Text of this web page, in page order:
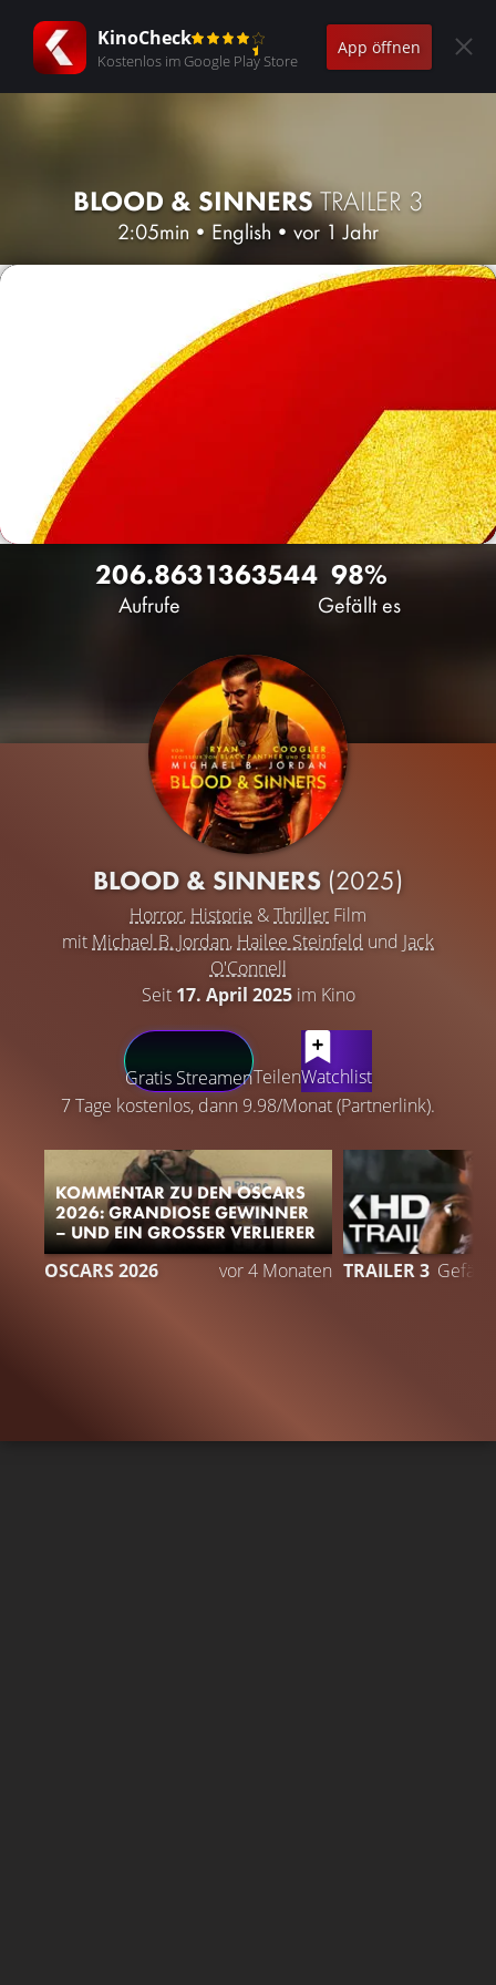
KinoCheck
Kostenlos im Google Play Store
App öffnen
BLOOD & SINNERSTRAILER 3
2:05min • English • vor 1 Jahr
206.863
Aufrufe
1363544 98%
Gefällt es
BLOOD & SINNERS (2025)
Horror, Historie &Thriller Film
mit Michael B. Jordan, Hailee Steinfeld und Jack
O'Connell
Seit 17. April 2025im Kino
Gratis StreamenTeilenWatchlist
7 Tage kostenlos, dann 9.98/Monat (Partnerlink).
LATEST CONTENT
KOMMENTAR ZU DEN OSCARS
2026: GRANDIOSE GEWINNER
– UND EIN GROSSER VERLIERER
OSCARS 2026 vor 4 Monaten TRAILER 3 Gefällt